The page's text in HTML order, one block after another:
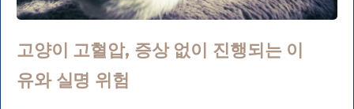
고양이 고혈압, 증상 없이 진행되는 이
유와 실명 위험